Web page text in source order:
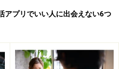
アプリでいい人に出会えない6つ